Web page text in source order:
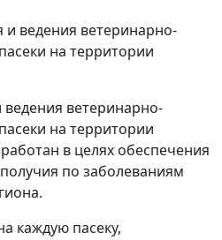
ведения ветеринарно-
на территории
ветеринарно-
на территории
в целях обеспечения
по заболеваниям
каждую пасеку,